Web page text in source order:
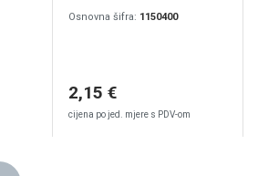
Osnovna šifra: 1150400
2,15 €
cijena po jed. mjere s PDV-om